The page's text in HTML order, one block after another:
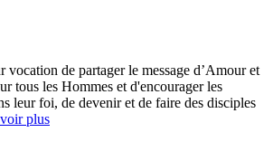
vocation de partager le message d’Amour et
tous les Hommes et d'encourager les
leur foi, de devenir et de faire des disciples
plus